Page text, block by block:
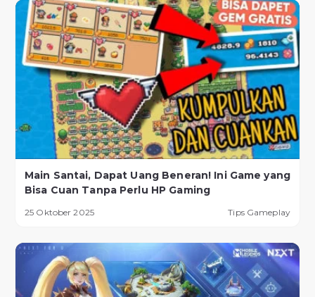
Main Santai, Dapat Uang Beneran! Ini Game yang
Bisa Cuan Tanpa Perlu HP Gaming
25 Oktober 2025 Tips Gameplay